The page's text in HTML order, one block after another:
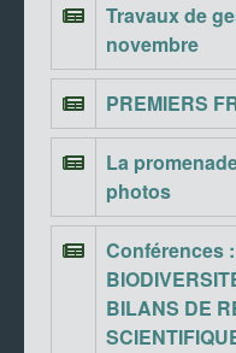
Travaux de
novembre
PREMIERS
La
photos
Conférences
BILANS DE